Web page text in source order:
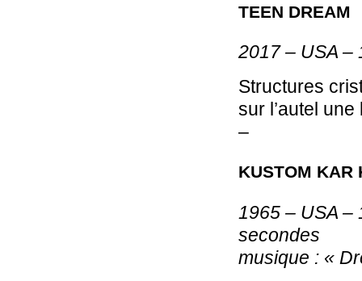
TEEN DREAM
2017 – USA –
Structures
sur l’autel
–
KUSTOM KAR
1965 – USA –
secondes
musique : «